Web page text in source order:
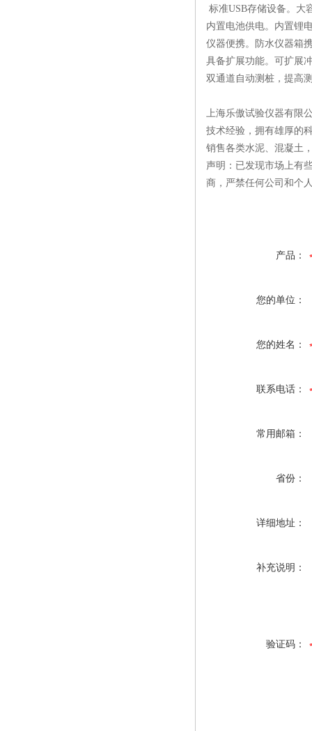
标准USB存储设备。大
内置电池供电。内置锂
仪器便携。防水仪器箱
具备扩展功能。可扩展
双通道自动测桩，提高
上海乐傲试验仪器有限
技术经验，拥有雄厚的
销售各类水泥、混凝土
声明：已发现市场上有
商，严禁任何公司和个
产品：
您的单位：
您的姓名：
联系电话：
常用邮箱：
省份：
详细地址：
补充说明：
验证码：